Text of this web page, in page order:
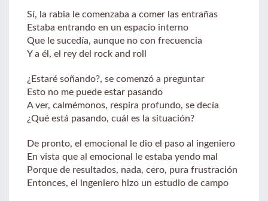
Sí, la rabia le comenzaba a comer las entrañas
Estaba entrando en un espacio interno
Que le sucedía, aunque no con frecuencia
Y a él, el rey del rock and roll
¿Estaré soñando?, se comenzó a preguntar
Esto no me puede estar pasando
A ver, calmémonos, respira profundo, se decía
¿Qué está pasando, cuál es la situación?
De pronto, el emocional le dio el paso al ingeniero
En vista que al emocional le estaba yendo mal
Porque de resultados, nada, cero, pura frustración
Entonces, el ingeniero hizo un estudio de campo